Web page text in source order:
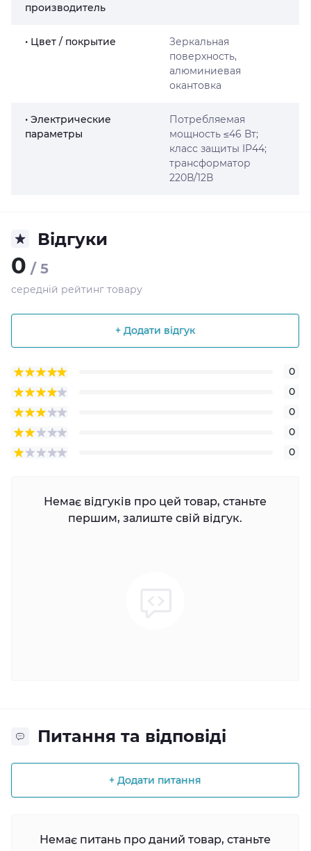
производитель
• Цвет / покрытие
Зеркальная
поверхность,
алюминиевая
окантовка
• Электрические
параметры
Потребляемая
мощность ≤46 Вт;
класс защиты IP44;
трансформатор
220В/12В
Відгуки
0 / 5
середній рейтинг товару
+ Додати відгук
0
0
0
0
0
Немає відгуків про цей товар, станьте
першим, залиште свій відгук.
Питання та відповіді
+ Додати питання
Немає питань про даний товар, станьте